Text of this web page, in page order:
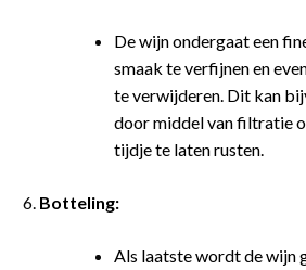
De wijn ondergaat een
smaak te verfijnen en
te verwijderen. Dit kan
door middel van filtratie
tijdje te laten rusten.
Botteling:
Als laatste wordt de wijn